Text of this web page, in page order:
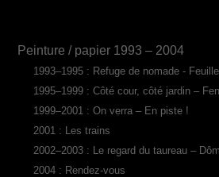
Peinture / papier 1993 – 2004
1993–1995 : Refuge de nomade -
1995–1999 : Côté cour, côté jardin –
1999–2001 : On verra – En piste !
2001 : Les trains
2002–2003 : Le regard du taureau –
2004 : Rendez-vous